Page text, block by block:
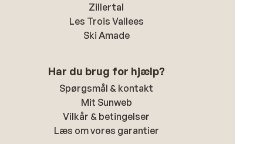
Zillertal
Les Trois Vallees
Ski Amade
Har du brug for hjælp?
Spørgsmål & kontakt
Mit Sunweb
Vilkår & betingelser
Læs om vores garantier